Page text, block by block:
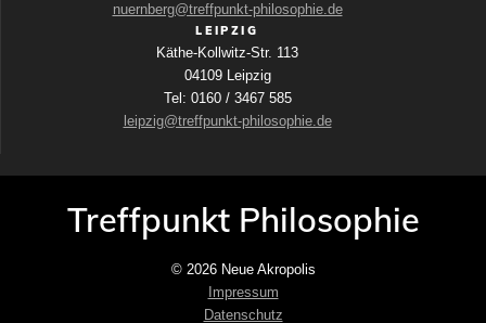
nuernberg@treffpunkt-philosophie.de
LEIPZIG
Käthe-Kollwitz-Str. 113
04109 Leipzig
Tel: 0160 / 3467 585
leipzig@treffpunkt-philosophie.de
Treffpunkt Philosophie
© 2026 Neue Akropolis
Impressum
Datenschutz